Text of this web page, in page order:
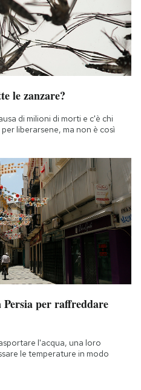
le zanzare?
di milioni di morti e c'è chi
liberarsene, ma non è così
Persia per raffreddare
l'acqua, una loro
le temperature in modo